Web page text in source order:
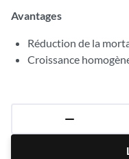
Avantages
Réduction de la
Croissance